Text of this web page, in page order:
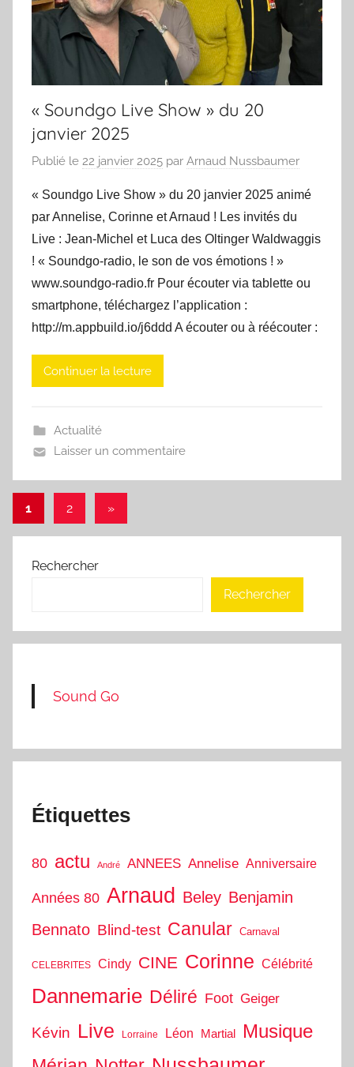
« Soundgo Live Show » du 20
janvier 2025
Publié le 22 janvier 2025 par Arnaud Nussbaumer
« Soundgo Live Show » du 20 janvier 2025 animé
par Annelise, Corinne et Arnaud ! Les invités du
Live : Jean-Michel et Luca des Oltinger Waldwaggis
! « Soundgo-radio, le son de vos émotions ! »
www.soundgo-radio.fr Pour écouter via tablette ou
smartphone, téléchargez l’application :
http://m.appbuild.io/j6ddd A écouter ou à réécouter :
Continuer la lecture
Actualité
Laisser un commentaire
Pagination
des
publications
1 2
Articles
»
Rechercher
Rechercher
Sound Go
Étiquettes
80 actu André ANNEES Annelise Anniversaire
Années 80 Arnaud Beley Benjamin
Bennato Blind-test Canular Carnaval
CELEBRITES Cindy CINE Corinne Célébrité
Dannemarie Déliré Foot Geiger
Kévin Live Lorraine Léon Martial
Musique